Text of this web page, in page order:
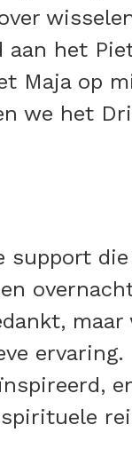
het
Maja op
we het
support
ervaring.